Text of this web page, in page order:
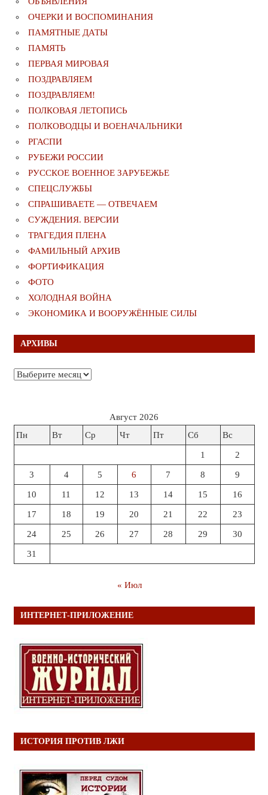
ОЧЕРКИ И ВОСПОМИНАНИЯ
ПАМЯТНЫЕ ДАТЫ
ПАМЯТЬ
ПЕРВАЯ МИРОВАЯ
ПОЗДРАВЛЯЕМ
ПОЗДРАВЛЯЕМ!
ПОЛКОВАЯ ЛЕТОПИСЬ
ПОЛКОВОДЦЫ И ВОЕНАЧАЛЬНИКИ
РГАСПИ
РУБЕЖИ РОССИИ
РУССКОЕ ВОЕННОЕ ЗАРУБЕЖЬЕ
СПЕЦСЛУЖБЫ
СПРАШИВАЕТЕ — ОТВЕЧАЕМ
СУЖДЕНИЯ. ВЕРСИИ
ТРАГЕДИЯ ПЛЕНА
ФАМИЛЬНЫЙ АРХИВ
ФОРТИФИКАЦИЯ
ФОТО
ХОЛОДНАЯ ВОЙНА
ЭКОНОМИКА И ВООРУЖЁННЫЕ СИЛЫ
АРХИВЫ
Архивы
Август 2026
Пн
Вт Ср Чт Пт Сб Вс
1 2
3 4 5 6 7 8 9
10 11 12 13 14 15 16
17 18 19 20 21 22 23
24 25 26 27 28 29 30
31
« Июл
ИНТЕРНЕТ-ПРИЛОЖЕНИЕ
ИСТОРИЯ ПРОТИВ ЛЖИ